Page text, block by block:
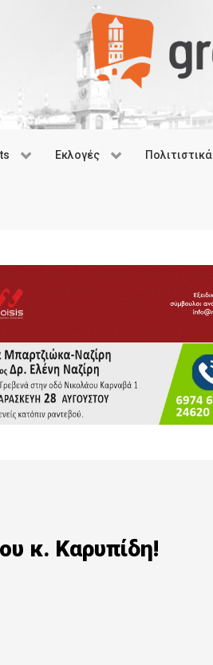
Εκλογές Πολιτιστικά
κ. Καρυπίδη!